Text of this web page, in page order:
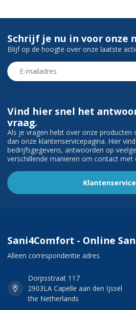
Vind hier snel het
vraag.
Als je vragen hebt over onze
dan onze klantenservicepagina. Hier
bedrijfsgegevens, antwoorden op
verschillende manieren om contact met
Klantenservice
Schrijf je nu in voor onze
Blijf op de hoogte over onze laatste
Sani4Comfort - Online
Alleen correspondentie adres
Dorpsstraat 117
2903LA Capelle aan den Ijssel
the Netherlands